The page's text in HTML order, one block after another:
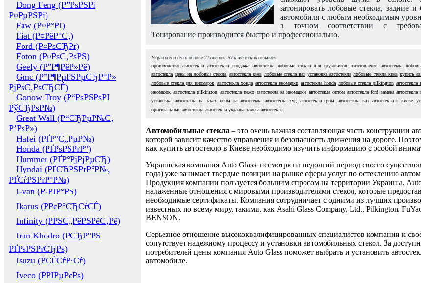
Dong Feng (Р”РѕРЅРі
Р¤РµРЅРі)
Faw (Р¤Р°РІ)
Fiat (Р¤РёР°С‚)
Ford (Р¤РѕСЂРґ)
Foton (Р¤РѕС‚РѕРЅ)
Geely (Р”Р¶РёР»Рё)
Gmc (Р”Р¶РµРЅРµСЂР°Р»
РјРѕС‚РѕСЂСЃ)
Gonow Troy (Р“РѕРЅРѕРІ
РўСЂРѕР№)
Great Wall (Р“СЂРµР№С‚
Р’РѕР»)
Hafei (РҐР°С„РµР№)
Honda (РҐРѕРЅРґР°)
Hummer (РҐР°РјРјРµСЂ)
Hyndai (РҐСЋРЅРґР°Р№,
РҐСѓРЅРґР°Р№)
I-van (Р-РІР°РЅ)
Ikarus (РРєР°СЂСѓСЃ)
Infinity (РРЅС„РёРЅРёС‚Рё)
Iran Khodro (РСЂР°РЅ
РҐРѕРЅРґСЂРѕ)
Isuzu (РСЃСѓР·Сѓ)
Iveco (РРІРµРєРѕ)
затонировать лобовые стекла, задние и
автомобиля с любым необходимым
в точном соответствии с
Тонирование производится быстро и профессионально.
Украина 5 из 5 на основе 27 оценок. 57 клиентских отзывов
производство автостекла
автостекла продажа автостекла лобовые стекла для грузовиков изготовление автостекла
автостекла цены на лобовые стекла автостекла киев лобовые стекла ваз установка автостекла лобовые стекла киев купить
лобовые стекла для иномарок автостекла хонда автостекла иномарки автостекла honda лобовые стекла pilkington автостекла
иномарок автостекла pilkington автостекла пежо автостекла на иномарки автостекла оптом автостекла ford замена автостекла
установка
автостекла на заказ цены на автостекла автостекла xyg автостекла цены автостекла ваз автостекла в киеве
оригинальные автостекла автостекла украина замена автостекла
Автомобильные стекла – это очень важная составляющая часть конструкции
которой зависит качество управления и безопасность движения на дороге.
как купить автостекло в Киеве необходимо изучить информацию с особой
Украинская компания Auto Glass, несмотря на недолгий период своего
года) уже занимает твердые позиции на рынке сферы услуг по остеклению
Продукция компании пользуется большим спросом на территории Украины.
налаженные отношения с мировыми производителями стекол, которые
необходимые сертификаты. Компания сотрудничает с одними из лучших
известных по всему миру, такими, как Asahi Glass Company, Ltd., Pilkington,
BENSON.
Серьезное отношение высококвалифицированных специалистов компании к
сопутствует надежному процессу и установки автомобильных стекол. За
потребителей цены компания Auto Glass поможет выбрать и установить
автомобиле.